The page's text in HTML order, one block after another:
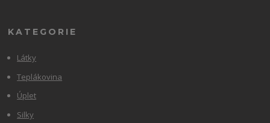
KATEGORIE
Látky
Teplákovina
Úplet
Silky